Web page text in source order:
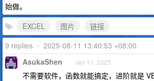
始做。
EXCEL
图片
链接
9 replies • 2025-08-11 13:40:53 +08:00
AsukaShen Jan 11, 2025
不需要软件，函数就能搞定，进阶就是